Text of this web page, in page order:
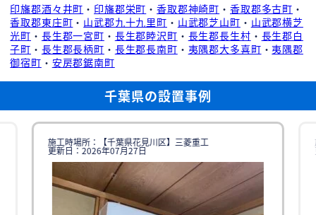
印旛郡酒々井町 ・ 印旛郡栄町 ・香取郡神崎町 ・ 香取郡多古町 ・
香取郡東庄町 ・ 山武郡九十九里町 ・ 山武郡芝山町 ・ 山武郡横芝
光町 ・ 長生郡一宮町 ・ 長生郡睦沢町 ・ 長生郡長生村 ・ 長生郡白
子町 ・ 長生郡長柄町 ・ 長生郡長南町 ・ 夷隅郡大多喜町 ・夷隅郡
御宿町 ・ 安房郡鋸南町
千葉県の設置事例
施工時場所：【千葉県花見川区】三菱重工
更新日：2026年07月27日